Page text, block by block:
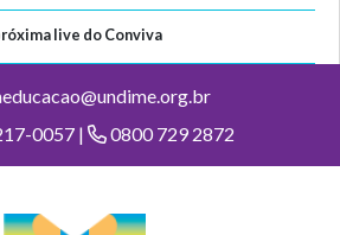
live do Conviva
0057 |
0800 729 2872